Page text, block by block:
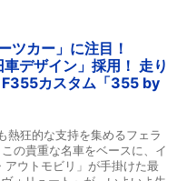
ツカー」に注目！
デザイン」採用！ 走り
カスタム「355 by
熱狂的な支持を集めるフェラ
の貴重な名車をベースに、イ
アウトモビリ」が手掛けた最